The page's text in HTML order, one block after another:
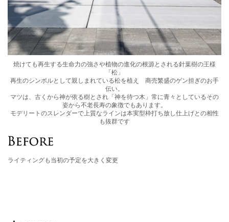
焼けても再生する生命力の強さや植物の進化の根源とされる針葉樹の王様
「松」
再生のシンボルとして親しまれている松を植え 商売繁盛のゲン担ぎのお手
伝い。
マツは、古くから神が依る樹とされ「神を待つ木」常に青々としているその
姿から不老長寿の象徴でもあります。
モデリートのスレンダーで上質なラインは本実型枠打ち放し仕上げとの相性
も抜群です
ライティングも当初の予定を大きく変更